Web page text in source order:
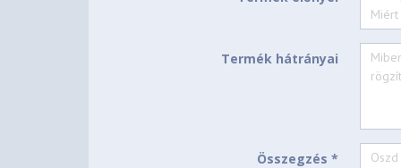
Cosmic Blue
Aluminium (Top), PC-
Aluminium Stamping
Windows® 11 Home,
Termék hátrányai
Összegzés *